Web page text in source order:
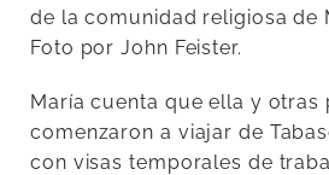
de la comunidad religiosa de
Foto por John Feister.
María cuenta que ella y otras
comenzaron a viajar de
con visas temporales de